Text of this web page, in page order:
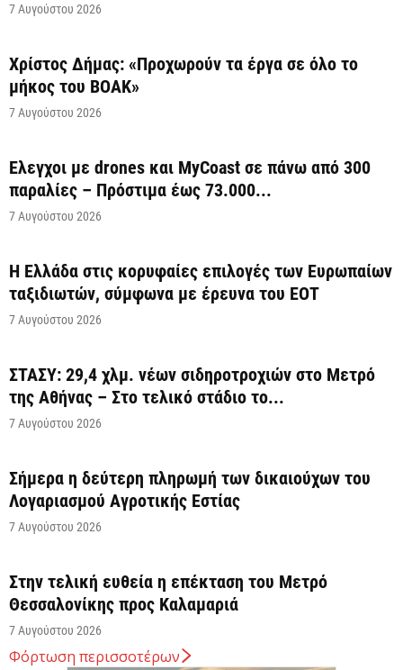
7 Αυγούστου 2026
Χρίστος Δήμας: «Προχωρούν τα έργα σε όλο το
μήκος του ΒΟΑΚ»
7 Αυγούστου 2026
Έλεγχοι με drones και MyCoast σε πάνω από 300
παραλίες – Πρόστιμα έως 73.000...
7 Αυγούστου 2026
Η Ελλάδα στις κορυφαίες επιλογές των Ευρωπαίων
ταξιδιωτών, σύμφωνα με έρευνα του ΕΟΤ
7 Αυγούστου 2026
ΣΤΑΣΥ: 29,4 χλμ. νέων σιδηροτροχιών στο Μετρό
της Αθήνας – Στο τελικό στάδιο το...
7 Αυγούστου 2026
Σήμερα η δεύτερη πληρωμή των δικαιούχων του
Λογαριασμού Αγροτικής Εστίας
7 Αυγούστου 2026
Στην τελική ευθεία η επέκταση του Μετρό
Θεσσαλονίκης προς Καλαμαριά
7 Αυγούστου 2026
Φόρτωση περισσοτέρων